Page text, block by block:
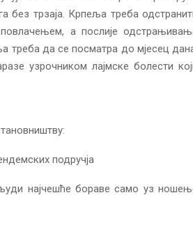
без трзаја. Крпеља треба
а послије
треба да се посматра до мјесец
узрочником лајмске болести
подручја
најчешће бораве само уз